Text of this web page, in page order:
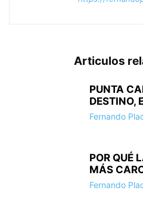
Articulos
PUNTA
DESTINO,
Fernando
POR QUÉ
MÁS
Fernando